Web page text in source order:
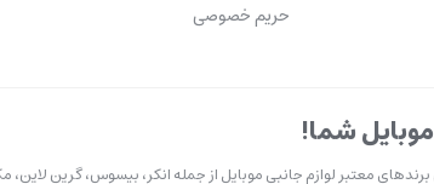
حریم خصوصی
شما!
معتبر لوازم جانبی موبایل از جمله انکر، بیسوس، گرین لاین،